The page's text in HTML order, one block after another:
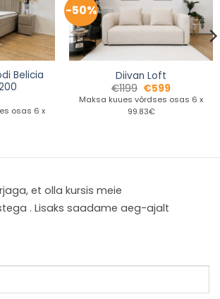
Belicia
osas 6 x
-50%
Diivan Loft
€1199 €599
Maksa kuues võrdses osas 6 x
99.83€
et olla kursis meie
. Lisaks saadame aeg-ajalt